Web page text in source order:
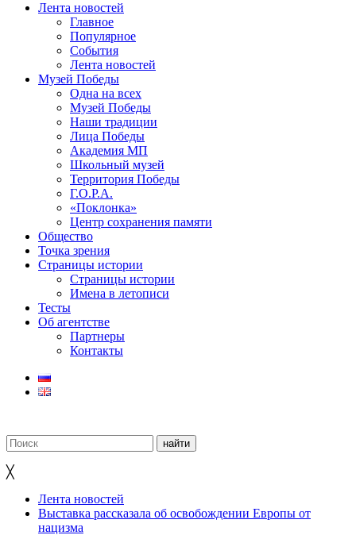
Лента новостей
Главное
Популярное
События
Лента новостей
Музей Победы
Одна на всех
Музей Победы
Наши традиции
Лица Победы
Академия МП
Школьный музей
Территория Победы
Г.О.Р.А.
«Поклонка»
Центр сохранения памяти
Общество
Точка зрения
Страницы истории
Страницы истории
Имена в летописи
Тесты
Об агентстве
Партнеры
Контакты
╳
Лента новостей
Выставка рассказала об освобождении Европы от
нацизма